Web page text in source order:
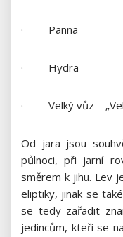
· Panna
· Hydra
· Velký vůz –
Od jara jsou
půlnoci, při jarní
směrem k jihu. Lev
eliptiky, jinak se
se tedy zařadit
jedincům, kteří se